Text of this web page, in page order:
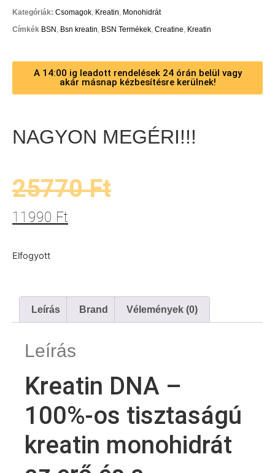
Kategóriák: Csomagok, Kreatin, Monohidrát
Címkék BSN , Bsn kreatin, BSN Termékek, Creatine, Kreatin
A 14:00 ig leadott rendelések 24 órán belül vagy
akár másnap kézbesítésre kerülnek!
NAGYON MEGÉRI!!!
25770Ft
11990 Ft
Elfogyott
Leírás Brand Vélemények (0)
Leírás
Kreatin DNA –
100%-os tisztaságú
kreatin monohidrát